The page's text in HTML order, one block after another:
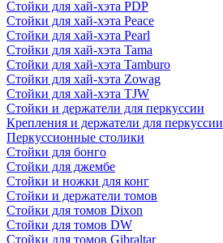
Стойки для хай-хэта PDP
Стойки для хай-хэта Peace
Стойки для хай-хэта Pearl
Стойки для хай-хэта Tama
Стойки для хай-хэта Tamburo
Стойки для хай-хэта Zowag
Стойки для хай-хэта TJW
Стойки и держатели для перкуссии
Крепления и держатели для перкуссии
Перкуссионные столики
Стойки для бонго
Стойки для джембе
Стойки и ножки для конг
Стойки и держатели томов
Стойки для томов Dixon
Стойки для томов DW
Стойки для томов Gibraltar